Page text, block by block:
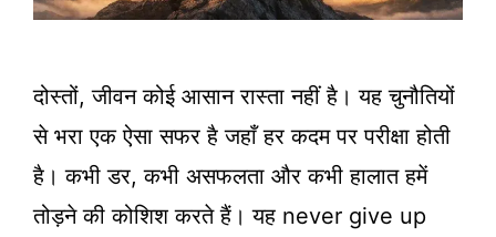
दोस्तों, जीवन कोई आसान रास्ता नहीं है। यह चुनौतियों
से भरा एक ऐसा सफर है जहाँ हर कदम पर परीक्षा होती
है। कभी डर, कभी असफलता और कभी हालात हमें
तोड़ने की कोशिश करते हैं। यह never give up